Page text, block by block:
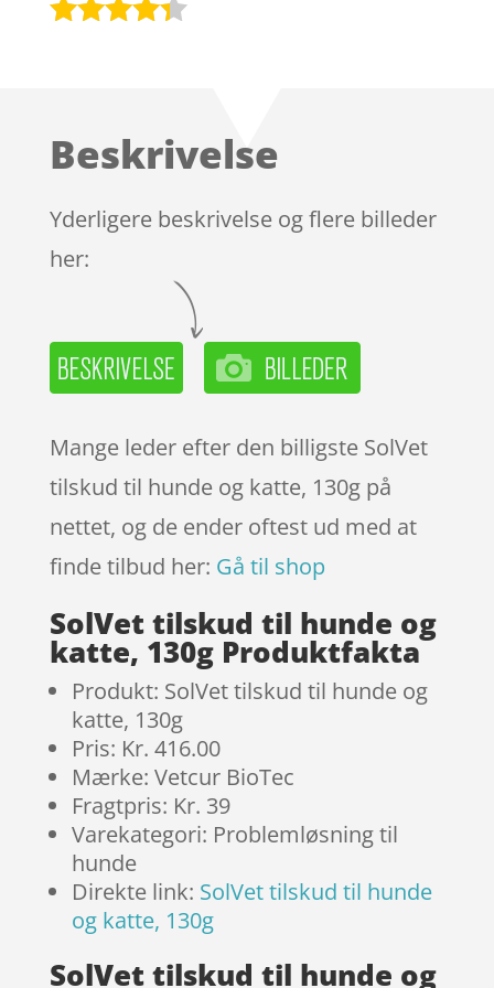
på
mmelser
Beskrivelse
Yderligere beskrivelse og flere billeder
her:
Mange leder efter den billigste SolVet
tilskud til hunde og katte, 130g på
nettet, og de ender oftest ud med at
finde tilbud her: Gå til shop
SolVet tilskud til hunde og
katte, 130g Produktfakta
Produkt: SolVet tilskud til hunde og
katte, 130g
Pris: Kr. 416.00
Mærke: Vetcur BioTec
Fragtpris: Kr. 39
Varekategori: Problemløsning til
hunde
Direkte link: SolVet tilskud til hunde
og katte, 130g
SolVet tilskud til hunde og